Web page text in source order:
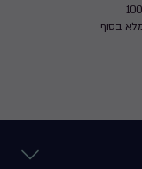
מעגלית- 100%
בסוף